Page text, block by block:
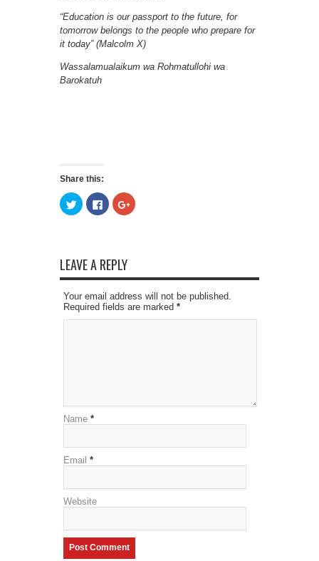
“Education is our passport to the future, for
tomorrow belongs to the people who prepare for
it today” (Malcolm X)
Wassalamualaikum wa Rohmatullohi wa
Barokatuh
Share this:
Click
to
share
new
window)
Click
to
share
new
window)
Click
to
LEAVE A REPLY
Your email address will not be published.
Required fields are marked *
Name *
Email *
Website